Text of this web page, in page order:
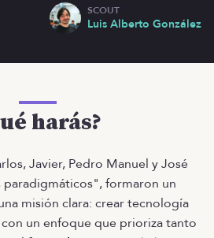
SCOUT
Luis Alberto González
harás?
Javier, Pedro Manuel y José
formaron un
misión clara: crear tecnología
un enfoque que prioriza tanto